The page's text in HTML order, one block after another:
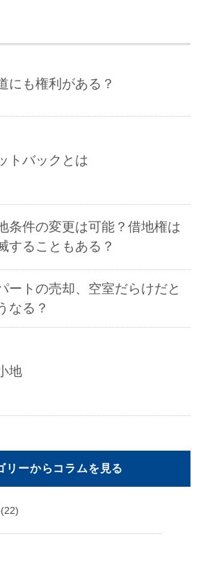
にも権利がある？
トバックとは
条件の変更は可能？借地権は
することもある？
ートの売却、空室だらけだと
なる？
地
リーからコラムを見る